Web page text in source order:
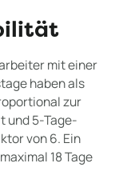
mit einer
haben als
zur
und 5-Tage-
von 6. Ein
18 Tage